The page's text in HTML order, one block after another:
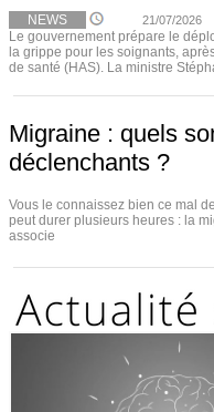
NEWS 21/07/2026
Le gouvernement prépare le
la grippe pour les soignants,
de santé (HAS). La ministre
Migraine : quels
déclenchants ?
Vous le connaissez bien ce mal
peut durer plusieurs heures : la
associe